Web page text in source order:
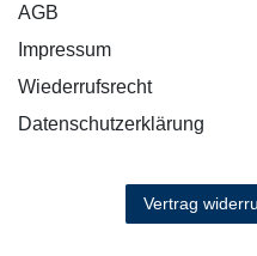
AGB
Impressum
Wiederrufsrecht
Datenschutzerklärung
Vertrag